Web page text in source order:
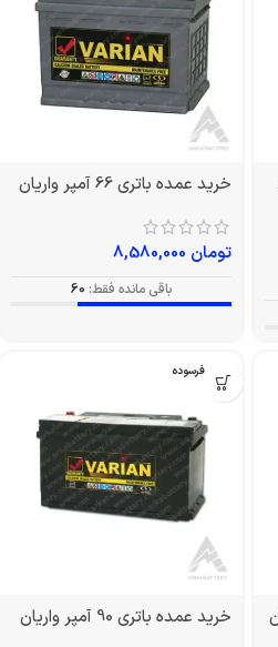
خرید عمده باتری 66 آمپر واریان
تومان
باقی مانده فقط: 60
بدون فرسوده
خرید عمده باتری 90 آمپر واریان